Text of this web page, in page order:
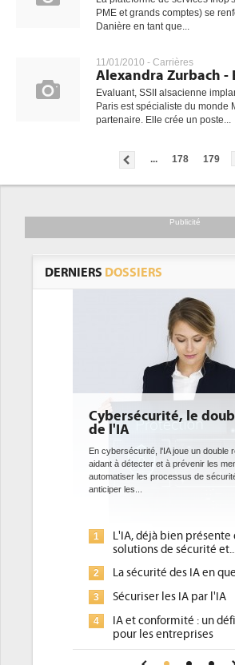
PME et grands comptes) se
Danière en tant que...
11/01/2010 - Carrières
Alexandra Zurbach -
Evaluant, SSII alsacienne
Paris est spécialiste du monde
partenaire. Elle crée un poste...
... 178 179
Publicité
DERNIERS DOSSIERS
Cybersécurité, le double visage
En cybersécurité, l'IA joue un double rôle : le gentil en
aidant à détecter et à prévenir les menaces, à
automatiser les processus de sécurité, à simuler et
L'IA, déjà bien présente dans les
solutions de sécurité et...
La sécurité des IA en question
Sécuriser les IA par l'IA
IA et conformité : un défi crucial
pour les entreprises
Une IA de confiance pour une IA